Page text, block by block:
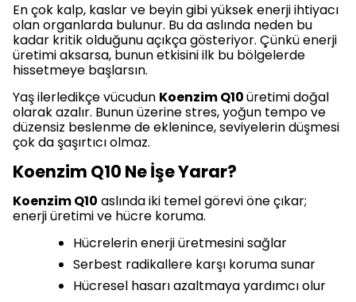
En çok kalp, kaslar ve beyin gibi yüksek enerji ihtiyacı
olan organlarda bulunur. Bu da aslında neden bu
kadar kritik olduğunu açıkça gösteriyor. Çünkü enerji
üretimi aksarsa, bunun etkisini ilk bu bölgelerde
hissetmeye başlarsın.
Yaş ilerledikçe vücudun Koenzim Q10üretimi doğal
olarak azalır. Bunun üzerine stres, yoğun tempo ve
düzensiz beslenme de eklenince, seviyelerin düşmesi
çok da şaşırtıcı olmaz.
Koenzim Q10 Ne İşe Yarar?
Koenzim Q10 aslında iki temel görevi öne çıkar;
enerji üretimi ve hücre koruma.
Hücrelerin enerji üretmesini sağlar
Serbest radikallere karşı koruma sunar
Hücresel hasarı azaltmaya yardımcı olur